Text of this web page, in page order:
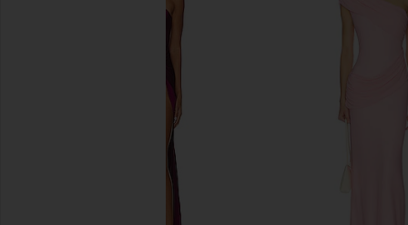
Garland Gown in Green
Michael Costello
ELLIATT Aria Maxi